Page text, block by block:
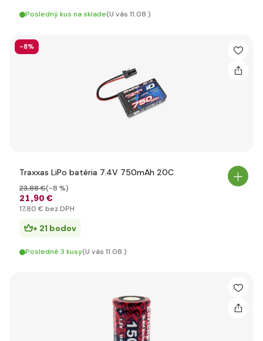
Posledný kus na sklade(U vás 11.08.)
-8%
Traxxas LiPo batéria 7.4V 750mAh 20C
21,90 €
23,88 €(-8 %)
17,80 € bez DPH
+ 21 bodov
Posledné 3 kusy(U vás 11.08.)